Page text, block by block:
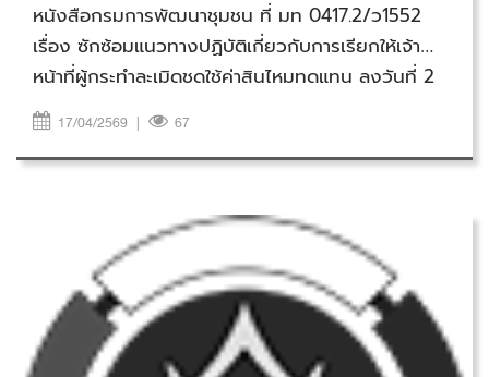
หนังสือกรมการพัฒนาชุมชน ที่ มท 0417.2/ว1552
เรื่อง ซักซ้อมแนวทางปฏิบัติเกี่ยวกับการเรียกให้เจ้า
หน้าที่ผู้กระทำละเมิดชดใช้ค่าสินไหมทดแทน ลงวันที่ 2
พฤษภาคม 2565
17/04/2569 | 67